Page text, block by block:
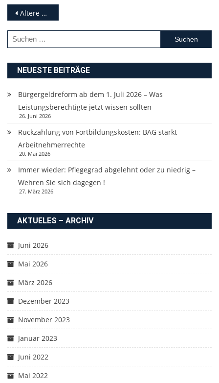
Beitragsnavigation
Ältere Beiträge
Suchen
nach:
NEUESTE BEITRÄGE
Bürgergeldreform ab dem 1. Juli 2026 – Was
Leistungsberechtigte jetzt wissen sollten
26. Juni 2026
Rückzahlung von Fortbildungskosten: BAG stärkt
Arbeitnehmerrechte
20. Mai 2026
Immer wieder: Pflegegrad abgelehnt oder zu niedrig –
Wehren Sie sich dagegen !
27. März 2026
AKTUELES – ARCHIV
Juni 2026
Mai 2026
März 2026
Dezember 2023
November 2023
Januar 2023
Juni 2022
Mai 2022